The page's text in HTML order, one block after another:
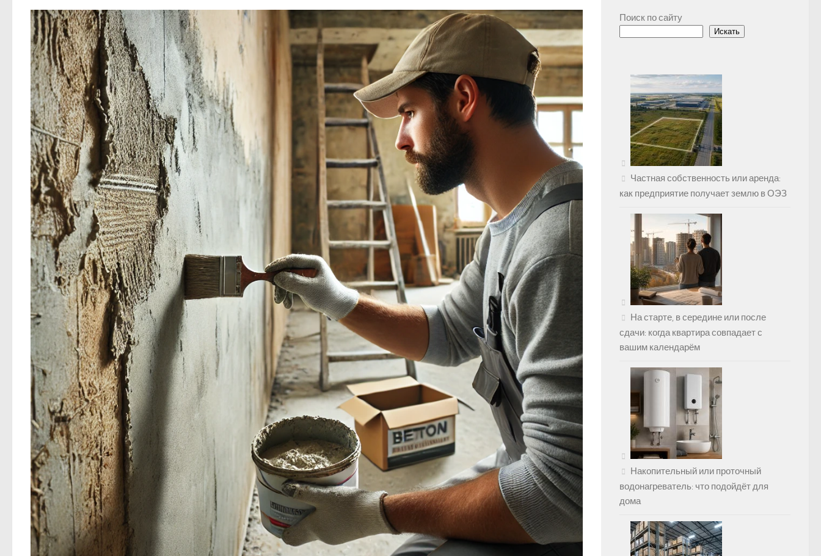
Поиск по сайту
Искать
Частная собственность или аренда:
как предприятие получает землю в ОЭЗ
На старте, в середине или после
сдачи: когда квартира совпадает с
вашим календарём
Накопительный или проточный
водонагреватель: что подойдёт для
дома